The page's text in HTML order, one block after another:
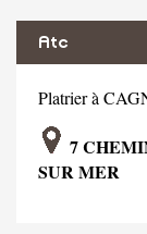
Atc
Platrier à
7
SUR MER